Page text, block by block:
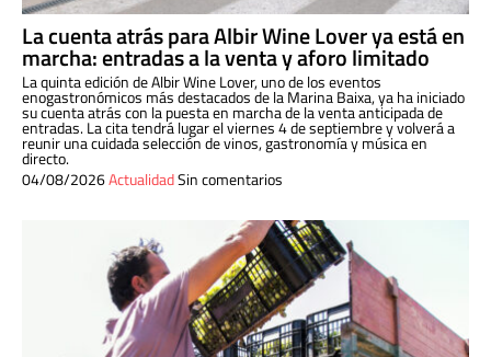
La cuenta atrás para Albir Wine Lover ya está en
marcha: entradas a la venta y aforo limitado
La quinta edición de Albir Wine Lover, uno de los eventos
enogastronómicos más destacados de la Marina Baixa, ya ha iniciado
su cuenta atrás con la puesta en marcha de la venta anticipada de
entradas. La cita tendrá lugar el viernes 4 de septiembre y volverá a
reunir una cuidada selección de vinos, gastronomía y música en
directo.
04/08/2026ActualidadSin comentarios